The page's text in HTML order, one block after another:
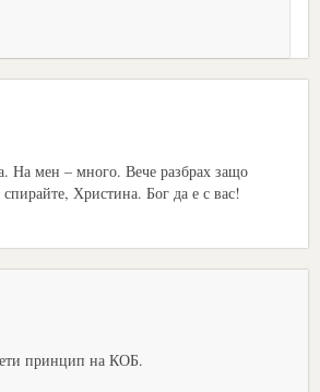
На мен – много. Вече разбрах защо
Христина. Бог да е с вас!
принцип на КОБ.